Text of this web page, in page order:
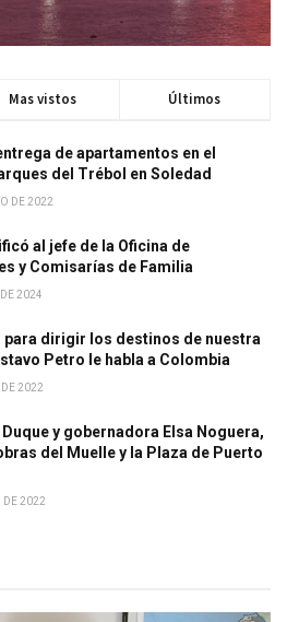
Mas vistos Últimos
de apartamentos en el
del Trébol en Soledad
DE 2022
al jefe de la Oficina de
y Comisarías de Familia
2024
para dirigir los destinos de nuestra
Petro le habla a Colombia
2022
y gobernadora Elsa Noguera,
del Muelle y la Plaza de Puerto
DE 2022